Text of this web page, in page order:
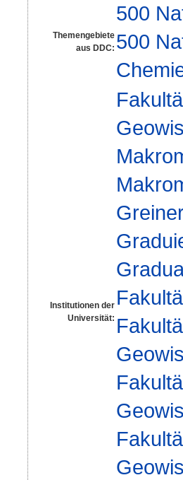
Themengebiete
aus DDC:
500
500
Institutionen der
Universität: